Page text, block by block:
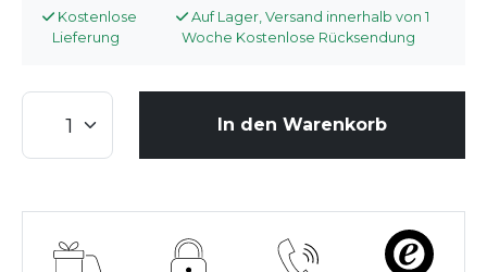
Kostenlose
Lieferung
Auf Lager, Versand innerhalb von 1
Woche Kostenlose Rücksendung
In den Warenkorb